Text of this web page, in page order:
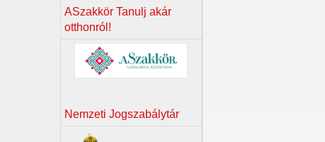
ASzakkör Tanulj akár
otthonról!
Nemzeti Jogszabálytár